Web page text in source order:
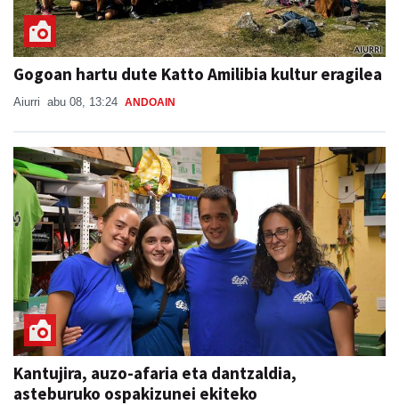
Gogoan hartu dute Katto Amilibia kultur eragilea
Aiurri abu 08, 13:24 ANDOAIN
Kantujira, auzo-afaria eta dantzaldia,
asteburuko ospakizunei ekiteko